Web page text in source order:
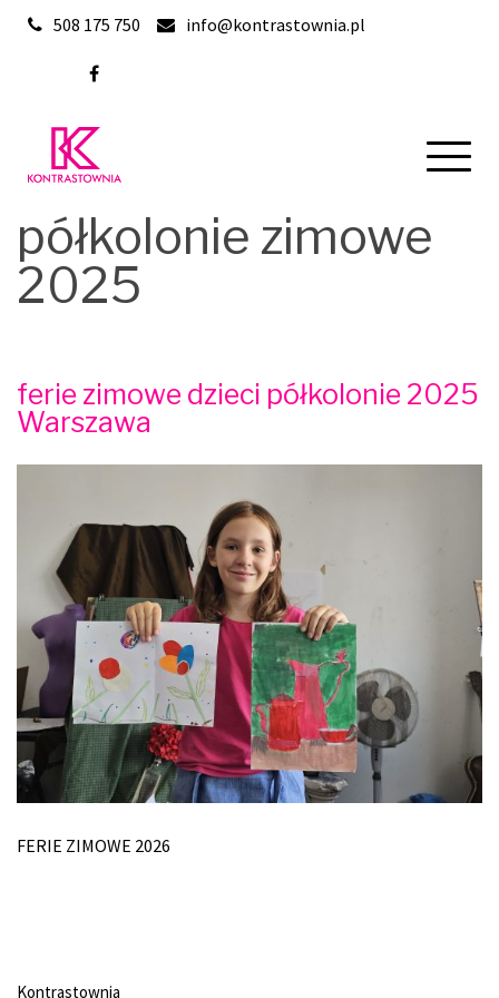
Skip
508 175 750 info@kontrastownia.pl
półkolonie zimowe
2025
ferie zimowe dzieci półkolonie 2025
Warszawa
FERIE ZIMOWE 2026
Kontrastownia